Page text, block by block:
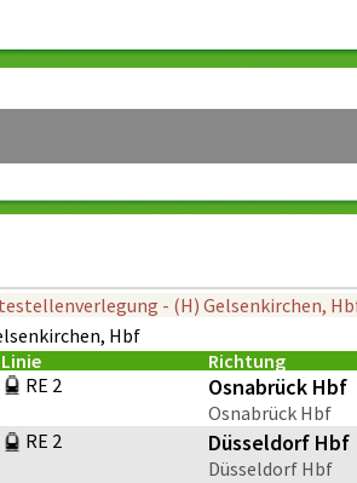
- (H) Gelsenkirchen,
Hbf
Linie Richtung
RE 2 Osnabrück Hbf
Osnabrück Hbf
RE 2 Düsseldorf Hbf
Düsseldorf Hbf